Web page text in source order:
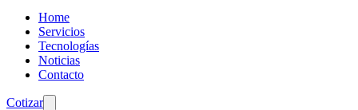
Home
Servicios
Tecnologías
Noticias
Contacto
Cotizar